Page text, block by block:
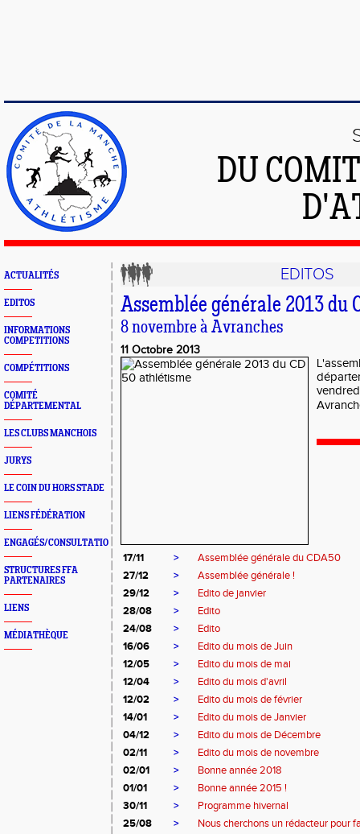
DU
ACTUALITÉS
EDITOS
INFORMATIONS
COMPETITIONS
COMPÉTITIONS
COMITÉ
DÉPARTEMENTAL
LES CLUBS MANCHOIS
JURYS
LE COIN DU HORS STADE
LIENS FÉDÉRATION
ENGAGÉS/CONSULTATION
STRUCTURES FFA
PARTENAIRES
LIENS
MÉDIATHÈQUE
EDITOS
Assemblée générale 2013 du
8 novembre à Avranches
11 Octobre 2013
17/11 >
Assemblée générale du CDA50
27/12
>
Assemblée générale !
29/12
>
Edito de janvier
28/08
>
Edito
24/08
>
Edito
16/06
>
Edito du mois de Juin
12/05
>
Edito du mois de mai
12/04
>
Edito du mois d'avril
12/02
>
Edito du mois de février
14/01
>
Edito du mois de Janvier
04/12
>
Edito du mois de Décembre
02/11
>
Edito du mois de novembre
02/01
>
Bonne année 2018
01/01
>
Bonne année 2015 !
30/11
>
Programme hivernal
25/08
>
Nous cherchons un rédacteur pour